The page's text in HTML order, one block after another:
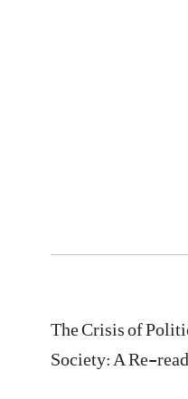
The Crisis of
Society: A Re-